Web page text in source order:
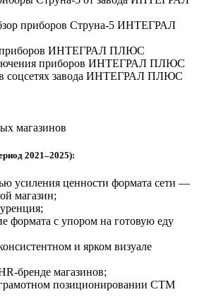
магазинов
2021–2025):
усиления ценности формата сети —
магазин;
формата с упором на готовую еду
и ярком визуале
бренде магазинов;
позиционировании СТМ